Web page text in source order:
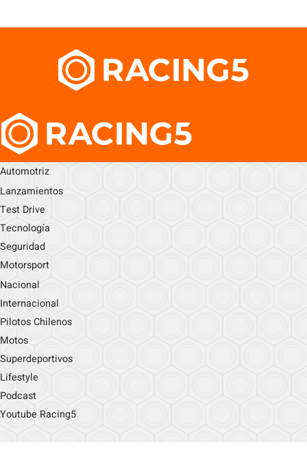
Automotriz
Lanzamientos
Test Drive
Tecnología
Seguridad
Motorsport
Nacional
Internacional
Pilotos Chilenos
Motos
Superdeportivos
Lifestyle
Podcast
Youtube Racing5